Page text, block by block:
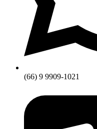
(66) 9 9909-1021